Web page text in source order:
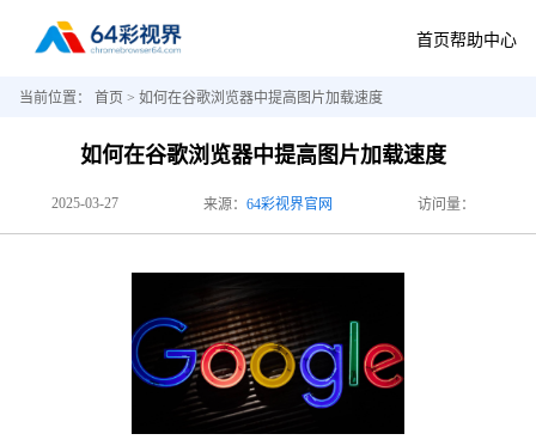
首页帮助中心
当前位置： 首页 > 如何在谷歌浏览器中提高图片加载速度
如何在谷歌浏览器中提高图片加载速度
2025-03-27 来源： 64彩视界官网 访问量：